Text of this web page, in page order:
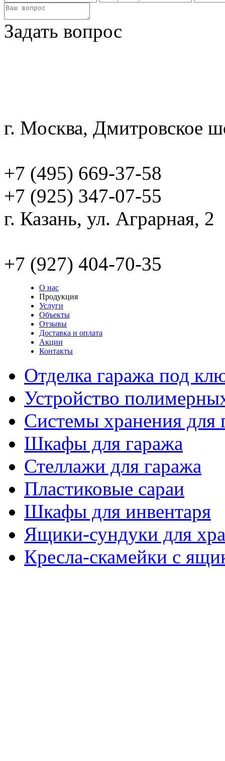
Задать вопрос
г. Москва, Дмитровское
+7 (495) 669-37-58
+7 (925) 347-07-55
г. Казань, ул. Аграрная, 2
+7 (927) 404-70-35
О нас
Продукция
Услуги
Объекты
Отзывы
Доставка и оплата
Акции
Контакты
Отделка гаража под
Устройство
Системы хранения для
Шкафы для гаража
Стеллажи для гаража
Пластиковые сараи
Шкафы для инвентаря
Ящики-сундуки для
Кресла-скамейки с